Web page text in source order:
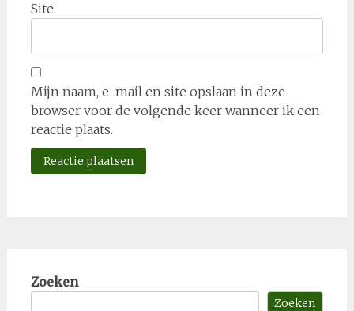
Site
Mijn naam, e-mail en site opslaan in deze
browser voor de volgende keer wanneer ik een
reactie plaats.
Zoeken
Zoeken